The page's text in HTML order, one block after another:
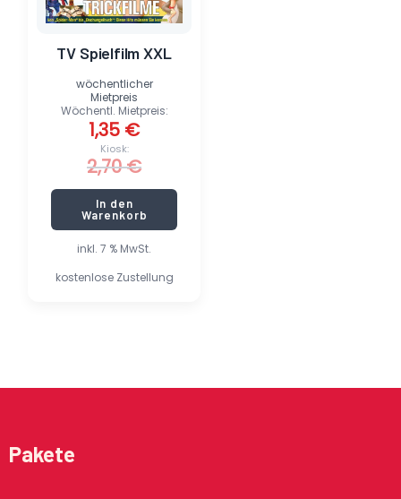
inkl. 7 % MwSt.
kostenlose Zustellung
TV Spielfilm XXL
Kiosk:
2,70€
Wöchentl. Mietpreis:
1,35 €
wöchentlicher
Mietpreis
In den
Warenkorb
Pakete